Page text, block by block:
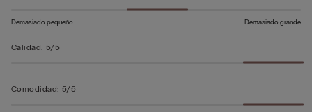
Demasiado pequeño Demasiado grande
Calidad: 5/5
Comodidad: 5/5